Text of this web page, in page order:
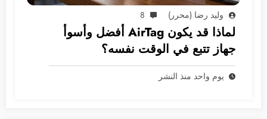
وليد رضا (محرر) 8
لماذا قد يكون AirTag أفضل وأسوأ
جهاز تتبع في الوقت نفسه؟
يوم واحد منذ النشر